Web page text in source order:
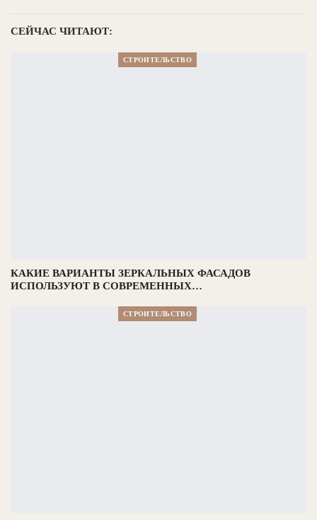
СЕЙЧАС ЧИТАЮТ:
СТРОИТЕЛЬСТВО
КАКИЕ ВАРИАНТЫ ЗЕРКАЛЬНЫХ ФАСАДОВ
ИСПОЛЬЗУЮТ В СОВРЕМЕННЫХ…
СТРОИТЕЛЬСТВО